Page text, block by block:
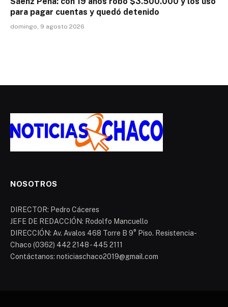
para pagar cuentas y quedó detenido
domingo, 9 agosto 2026
NOSOTROS
DIRECTOR: Pedro Cáceres
JEFE DE REDACCIÓN: Rodolfo Mancuello
DIRECCIÓN: Av. Avalos 468 Torre B 9° Piso. Resistencia-
Chaco (0362) 442 2148 - 445 2111
Contáctanos: noticiaschaco2019@gmail.com